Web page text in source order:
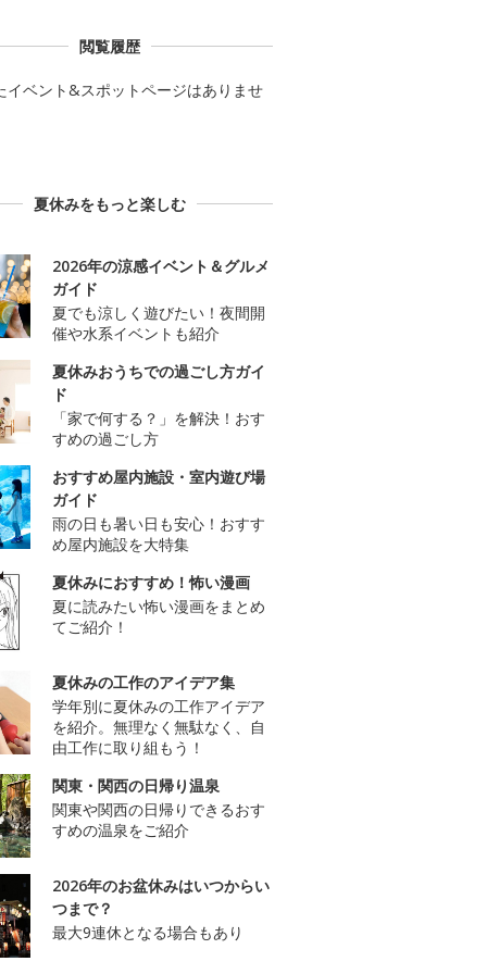
閲覧履歴
イベント&スポットページはありませ
夏休みをもっと楽しむ
2026年の涼感イベント＆グルメ
ガイド
夏でも涼しく遊びたい！夜間開
催や水系イベントも紹介
夏休みおうちでの過ごし方ガイ
ド
「家で何する？」を解決！おす
すめの過ごし方
おすすめ屋内施設・室内遊び場
ガイド
雨の日も暑い日も安心！おすす
め屋内施設を大特集
夏休みにおすすめ！怖い漫画
夏に読みたい怖い漫画をまとめ
てご紹介！
夏休みの工作のアイデア集
学年別に夏休みの工作アイデア
を紹介。無理なく無駄なく、自
由工作に取り組もう！
関東・関西の日帰り温泉
関東や関西の日帰りできるおす
すめの温泉をご紹介
2026年のお盆休みはいつからい
つまで？
最大9連休となる場合もあり